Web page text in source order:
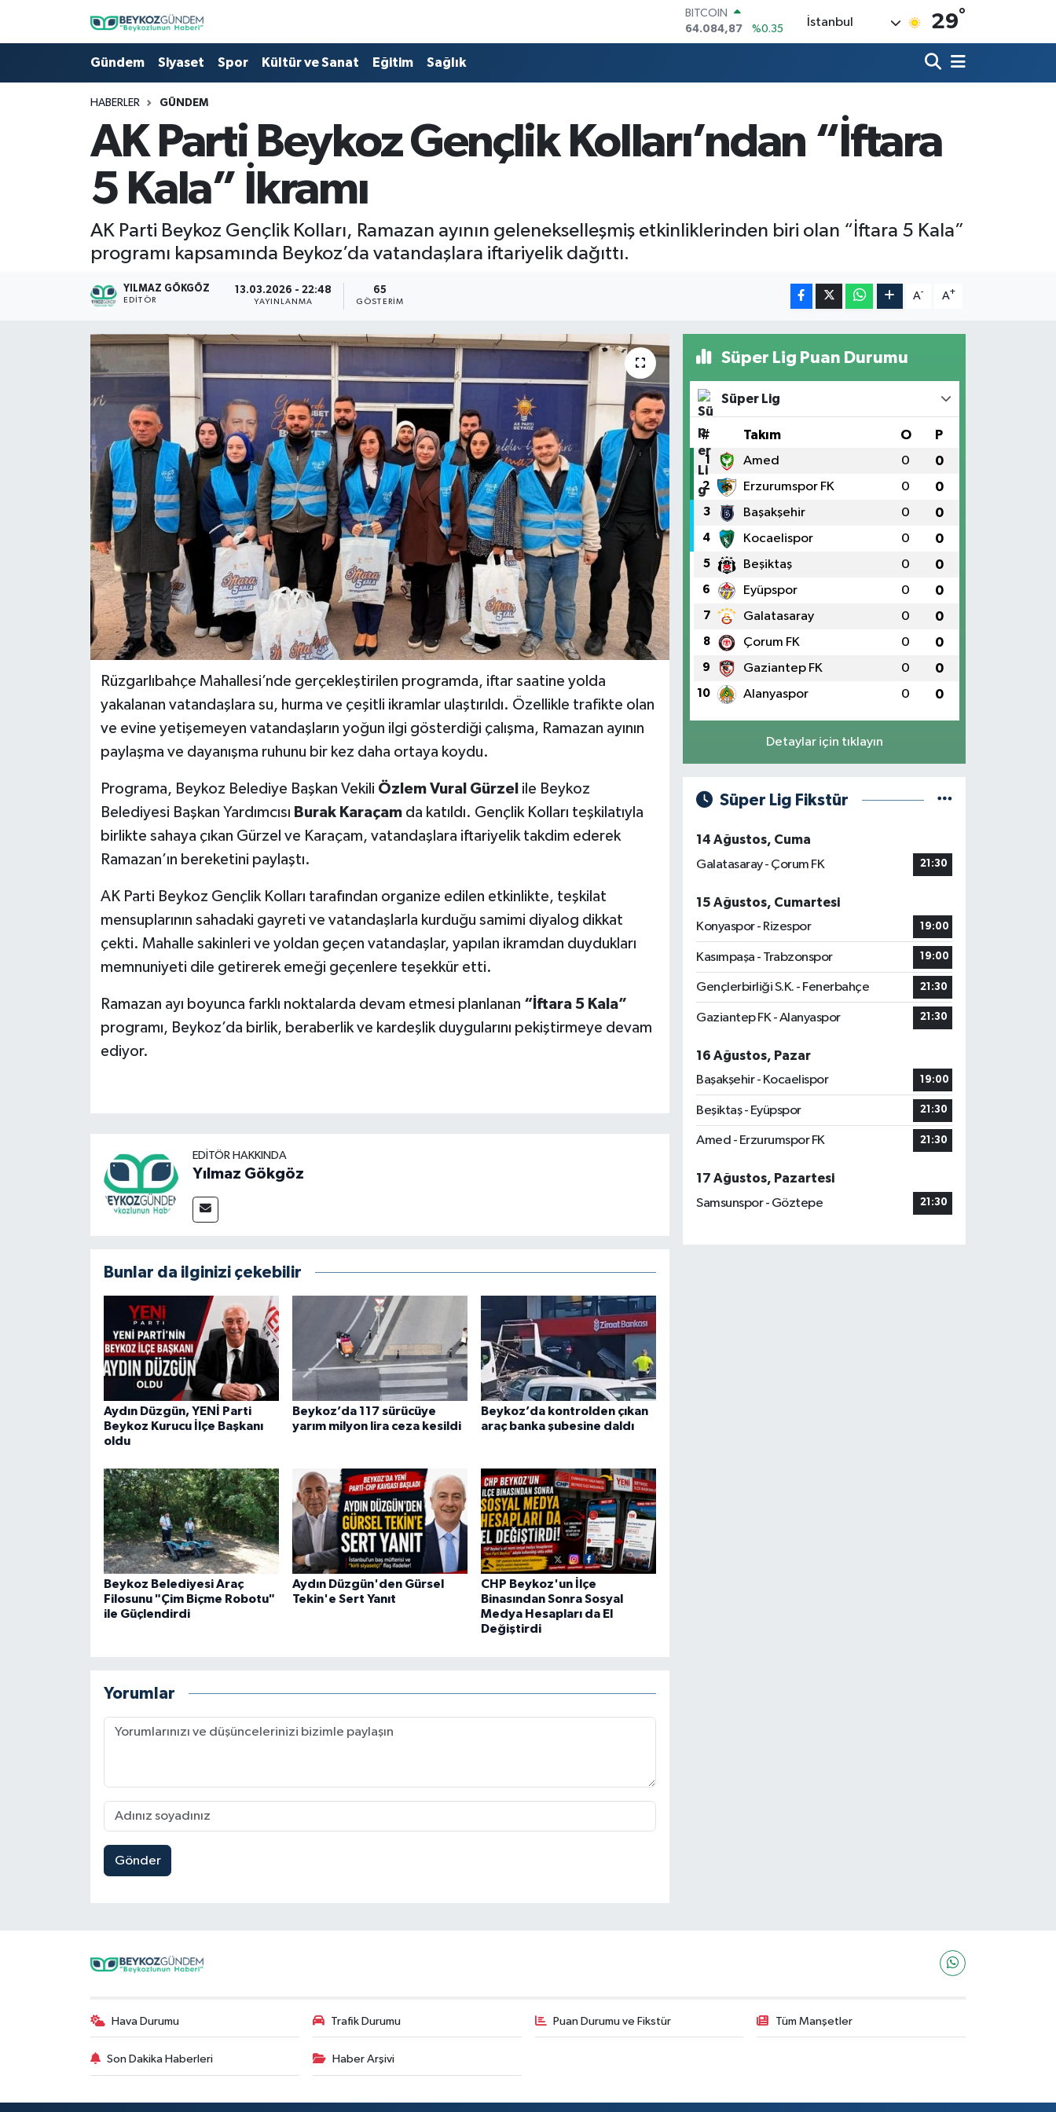
BITCOIN
64.084,87
%0.35
DOLAR
64,1794
%0.29
GRAM ALTIN
6422.94
%3.06
İstanbul 29°
Gündem Siyaset Spor Kültür ve Sanat Eğitim Sağlık
HABERLER GÜNDEM
AK Parti Beykoz Gençlik Kolları’ndan “İftara
5 Kala” İkramı
AK Parti Beykoz Gençlik Kolları, Ramazan ayının gelenekselleşmiş etkinliklerinden biri olan “İftara 5 Kala”
programı kapsamında Beykoz’da vatandaşlara iftariyelik dağıttı.
YILMAZ GÖKGÖZ
EDITÖR
13.03.2026 - 22:48
YAYINLANMA
65
GÖSTERIM
A- A+
Rüzgarlıbahçe Mahallesi’nde gerçekleştirilen programda, iftar saatine yolda
yakalanan vatandaşlara su, hurma ve çeşitli ikramlar ulaştırıldı. Özellikle trafikte olan
ve evine yetişemeyen vatandaşların yoğun ilgi gösterdiği çalışma, Ramazan ayının
paylaşma ve dayanışma ruhunu bir kez daha ortaya koydu.
Programa, Beykoz Belediye Başkan Vekili Özlem Vural Gürzel ile Beykoz
Belediyesi Başkan Yardımcısı Burak Karaçamda katıldı. Gençlik Kolları teşkilatıyla
birlikte sahaya çıkan Gürzel ve Karaçam, vatandaşlara iftariyelik takdim ederek
Ramazan’ın bereketini paylaştı.
AK Parti Beykoz Gençlik Kolları tarafından organize edilen etkinlikte, teşkilat
mensuplarının sahadaki gayreti ve vatandaşlarla kurduğu samimi diyalog dikkat
çekti. Mahalle sakinleri ve yoldan geçen vatandaşlar, yapılan ikramdan duydukları
memnuniyeti dile getirerek emeği geçenlere teşekkür etti.
Ramazan ayı boyunca farklı noktalarda devam etmesi planlanan “İftara 5 Kala”
programı, Beykoz’da birlik, beraberlik ve kardeşlik duygularını pekiştirmeye devam
ediyor.
EDITÖR HAKKINDA
Yılmaz Gökgöz
Bunlar da ilginizi çekebilir
Aydın Düzgün, YENİ Parti
Beykoz Kurucu İlçe Başkanı
oldu
Beykoz’da 117 sürücüye
yarım milyon lira ceza kesildi
Beykoz’da kontrolden çıkan
araç banka şubesine daldı
Beykoz Belediyesi Araç
Filosunu "Çim Biçme Robotu"
ile Güçlendirdi
Aydın Düzgün'den Gürsel
Tekin'e Sert Yanıt
CHP Beykoz'un İlçe
Binasından Sonra Sosyal
Medya Hesapları da El
Değiştirdi
Yorumlar
Gönder
Süper Lig Puan Durumu
Süper Lig
# Takım O P
1 Amed 0 0
2 Erzurumspor FK 0 0
3 Başakşehir 0 0
4 Kocaelispor 0 0
5 Beşiktaş 0 0
6 Eyüpspor 0 0
7 Galatasaray 0 0
8 Çorum FK 0 0
9 Gaziantep FK 0 0
10 Alanyaspor 0 0
Detaylar için tıklayın
Süper Lig Fikstür
14 Ağustos, Cuma
Galatasaray - Çorum FK
21:30
15 Ağustos, Cumartesi
Konyaspor - Rizespor
19:00
Kasımpaşa - Trabzonspor 19:00
Gençlerbirliği S.K. - Fenerbahçe 21:30
Gaziantep FK - Alanyaspor 21:30
16 Ağustos, Pazar
Başakşehir - Kocaelispor
19:00
Beşiktaş - Eyüpspor 21:30
Amed - Erzurumspor FK 21:30
17 Ağustos, Pazartesi
Samsunspor - Göztepe
21:30
Hava Durumu Trafik Durumu Puan Durumu ve Fikstür Tüm Manşetler
Son Dakika Haberleri Haber Arşivi
Hava Durumu
Trafik Durumu
Süper Lig Puan Durumu ve Fikstür
Tüm Manşetler
Haber Arşivi